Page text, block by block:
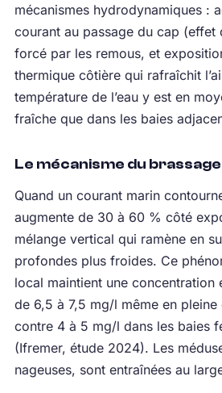
mécanismes hydrodynamiques :
courant au passage du cap (effet
forcé par les remous, et
thermique côtière qui rafraîchit
température de l’eau y est en
fraîche que dans les baies
Le mécanisme du
Quand un courant marin
augmente de 30 à 60 % côté
mélange vertical qui ramène en
profondes plus froides. Ce
local maintient une concentration
de 6,5 à 7,5 mg/l même en pleine
contre 4 à 5 mg/l dans les baies
(Ifremer, étude 2024). Les
nageuses, sont entraînées au